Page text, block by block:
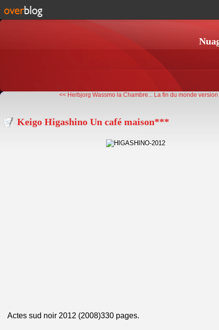
<< Herbjorg Wassmo la Chambre... La fin du monde
Keigo Higashino Un café maison***
Actes sud noir 2012 (2008)330 pages.